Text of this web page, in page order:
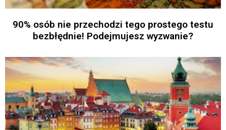
90% osób nie przechodzi tego prostego testu
bezbłędnie! Podejmujesz wyzwanie?